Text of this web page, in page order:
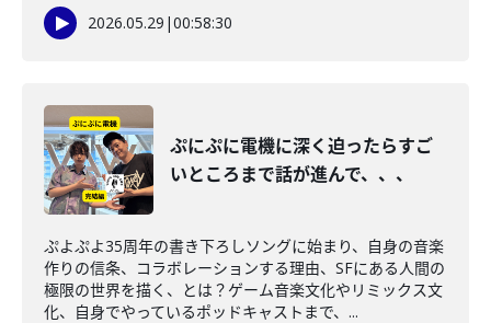
2026.05.29 |00:58:30
ぷにぷに電機に深く迫ったらすご
いところまで話が進んで、、、
ぷよぷよ35周年の書き下ろしソングに始まり、自身の音楽
作りの信条、コラボレーションする理由、SFにある人間の
極限の世界を描く、とは？ゲーム音楽文化やリミックス文
化、自身でやっているポッドキャストまで、...